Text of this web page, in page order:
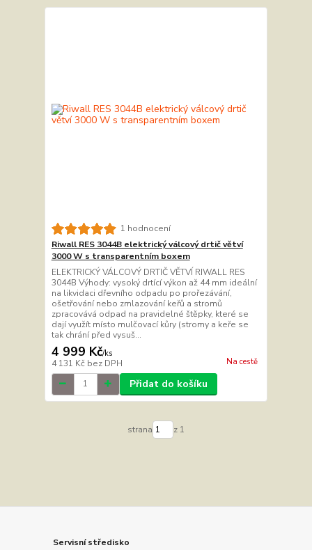
1 hodnocení
Riwall RES 3044B elektrický válcový drtič větví
3000 W s transparentním boxem
ELEKTRICKÝ VÁLCOVÝ DRTIČ VĚTVÍ RIWALL RES
3044B Výhody: vysoký drtící výkon až 44 mm ideální
na likvidaci dřevního odpadu po prořezávání,
ošetřování nebo zmlazování keřů a stromů
zpracovává odpad na pravidelné štěpky, které se
dají využít místo mulčovací kůry (stromy a keře se
tak chrání před vysuš...
4 999 Kč/ks
4 131 Kč bez DPH Na cestě
Přidat do košíku
strana z 1
Servisní středisko